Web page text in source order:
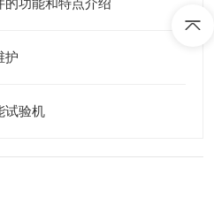
的功能和特点介绍
护
试验机